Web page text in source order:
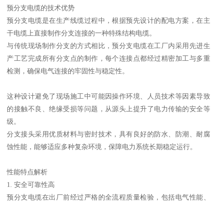
预分支电缆的技术优势
预分支电缆是在生产线缆过程中，根据预先设计的配电方案，在主
干电缆上直接制作分支连接的一种特殊结构电缆。
与传统现场制作分支的方式相比，预分支电缆在工厂内采用先进生
产工艺完成所有分支点的制作，每个连接点都经过精密加工与多重
检测，确保电气连接的牢固性与稳定性。
这种设计避免了现场施工中可能因操作环境、人员技术等因素导致
的接触不良、绝缘受损等问题，从源头上提升了电力传输的安全等
级。
分支接头采用优质材料与密封技术，具有良好的防水、防潮、耐腐
蚀性能，能够适应多种复杂环境，保障电力系统长期稳定运行。
性能特点解析
1. 安全可靠性高
预分支电缆在出厂前经过严格的全流程质量检验，包括电气性能、